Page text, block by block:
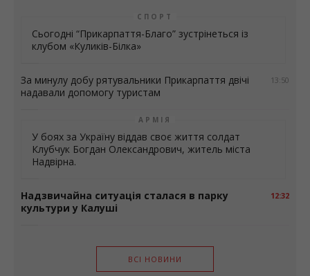
СПОРТ
Сьогодні “Прикарпаття-Благо” зустрінеться із
клубом «Куликів-Білка»
13:50
За минулу добу рятувальники Прикарпаття двічі
надавали допомогу туристам
АРМІЯ
У боях за Україну віддав своє життя солдат
Клубчук Богдан Олександрович, житель міста
Надвірна.
12:32
Надзвичайна ситуація сталася в парку
культури у Калуші
ВСІ НОВИНИ